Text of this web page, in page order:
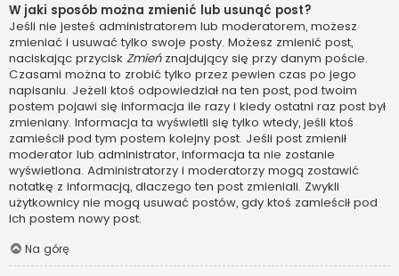
W jaki sposób można zmienić lub usunąć post?
Jeśli nie jesteś administratorem lub moderatorem, możesz
zmieniać i usuwać tylko swoje posty. Możesz zmienić post,
naciskając przycisk Zmieńznajdujący się przy danym poście.
Czasami można to zrobić tylko przez pewien czas po jego
napisaniu. Jeżeli ktoś odpowiedział na ten post, pod twoim
postem pojawi się informacja ile razy i kiedy ostatni raz post był
zmieniany. Informacja ta wyświetli się tylko wtedy, jeśli ktoś
zamieścił pod tym postem kolejny post. Jeśli post zmienił
moderator lub administrator, informacja ta nie zostanie
wyświetlona. Administratorzy i moderatorzy mogą zostawić
notatkę z informacją, dlaczego ten post zmieniali. Zwykli
użytkownicy nie mogą usuwać postów, gdy ktoś zamieścił pod
ich postem nowy post.
Na górę